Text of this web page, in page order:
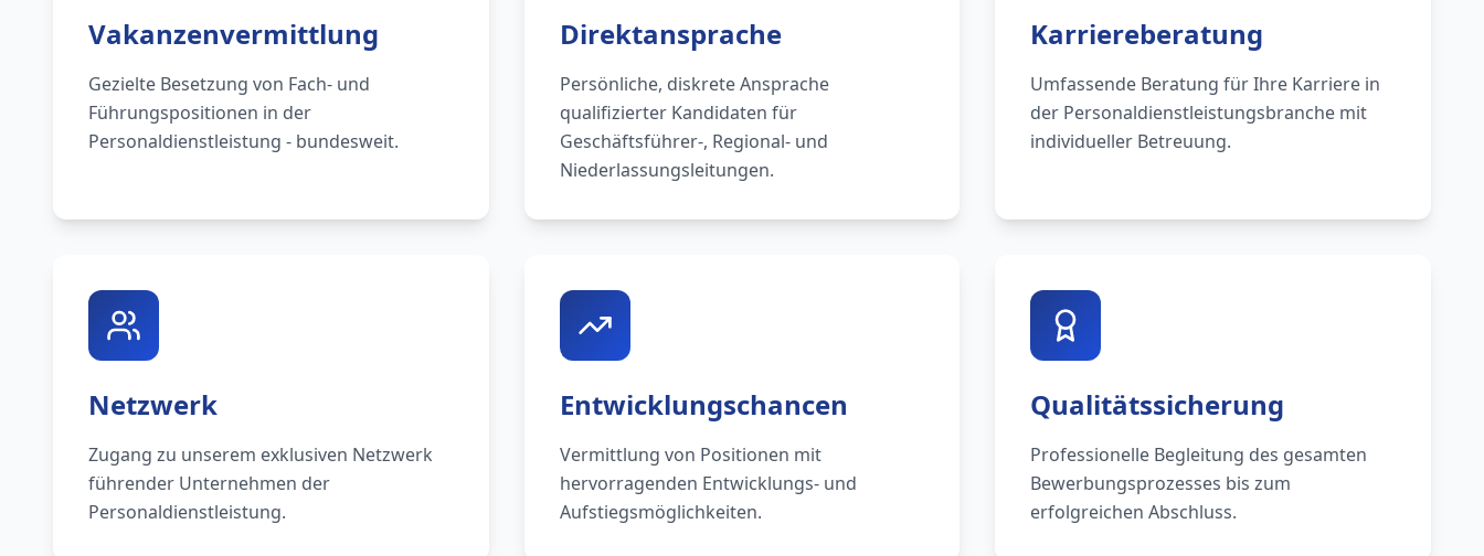
Vakanzenvermittlung
Gezielte Besetzung von Fach- und
Führungspositionen in der
Personaldienstleistung - bundesweit.
Direktansprache
Persönliche, diskrete Ansprache
qualifizierter Kandidaten für
Geschäftsführer-, Regional- und
Niederlassungsleitungen.
Karriereberatung
Umfassende Beratung für Ihre Karriere in
der Personaldienstleistungsbranche mit
individueller Betreuung.
Netzwerk
Zugang zu unserem exklusiven Netzwerk
führender Unternehmen der
Personaldienstleistung.
Entwicklungschancen
Vermittlung von Positionen mit
hervorragenden Entwicklungs- und
Aufstiegsmöglichkeiten.
Qualitätssicherung
Professionelle Begleitung des gesamten
Bewerbungsprozesses bis zum
erfolgreichen Abschluss.